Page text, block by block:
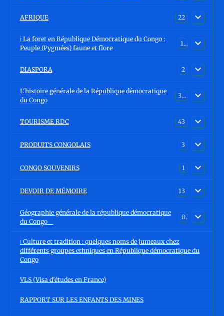
AFRIQUE 22
ℹ️ La foret en République Démocratique du Congo :
Peuple (Pygmées) faune et flore
15
DIASPORA 2
L'histoire générale de la République démocratique
du Congo
30
TOURISME RDC 43
PRODUITS CONGOLAIS 3
CONGO SOUVENIRS 1
DEVOIR DE MÉMOIRE 13
Géographie générale de la république démocratique
du Congo
0
ℹ️ Culture et tradition : quelques noms de jumeaux chez
différents groupes ethniques en République démocratique du
Congo
VLS (Visa d'études en France)
RAPPORT SUR LES ENFANTS DES MINES